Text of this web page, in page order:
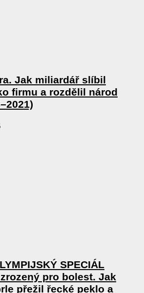
Jak miliardář slíbil
firmu a rozdělil národ
SPECIÁL
pro bolest. Jak
přežil řecké peklo a